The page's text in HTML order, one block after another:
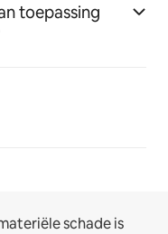
toepassing
schade is